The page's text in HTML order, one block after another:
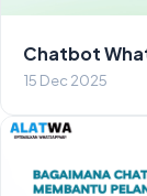
Chatbot
15 Dec 2025